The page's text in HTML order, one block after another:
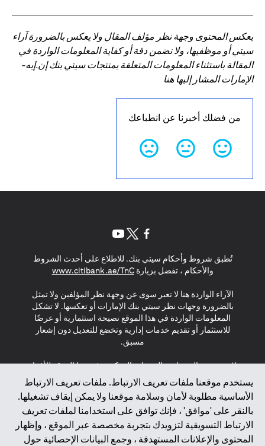
يعكس المحتوى وجهة نظر مؤلف المقال ولا يعكس بالضرورة آراء
سيتي أو موظفيها، ولا نضمن دقة أو كفاية المعلومات الواردة في
المقالة باستثناء المعلومات المتعلقة بمنتجات سيتي بنك إن.إيه-
الإمارات المشار إليها هنا
من فضلك أخبرنا عن انطباعك
يستخدم موقعنا ملفات تعريف الارتباط. ملفات تعريف الارتباط
الأساسية مطلوبة لأمان وسلامة موقعنا ولا يمكن إيقاف تشغيلها.
بالنقر على 'موافق' ، فإنك توافق على استخدامنا لملفات تعريف
الارتباط التسويقية لتزويدك بتجربة مخصصة عبر الموقع ، وإظهار
المحتوى والإعلانات المستهدفة ، وجمع البيانات الإحصائية حول
تُطبق شروط وأحكام سيتي بنك. للاطلاع على أحدث الشروط
والأحكام ، تفضل بزيارةwww.citibank.ae/TnC
(opens in a new tab)
الآراء الواردة هنا لا تعبر سوى عن وجهة نظر المؤلفين ولا تمثل
بالضرورة وجهات نظر سيتي بنك الإمارات أو تعكسها. لا تشكل
المعلومات الواردة في هذا الموقع نصيحة استثمارية أو عرضًا
للاستثمار أو تقديم خدمات إدارية وتخضع للتعديل دون إشعار
مسبق.
لا يتم تقديم المنتجات والخدمات المذكورة في هذا الموقع للأفراد
المقيمين في الاتحاد الأوروبي أو المنطقة الاقتصادية الأوروبية أو
سويسرا أو غيرنسي أو جيرسي أو موناكو أو سان مارينو أو
الفاتيكان أو جزيرة مان أو المملكة المتحدة أو خصوصية البيانات
(لائحة حماية البيانات العامة \ قانون حماية البيانات الشخصية
العامة \ قانون خصوصية نيوزيلندا). المحتوى الموجود في هذه
الصفحة ليس ولا ينبغي تفسيره على أنه عرض أو دعوة أو دعوة